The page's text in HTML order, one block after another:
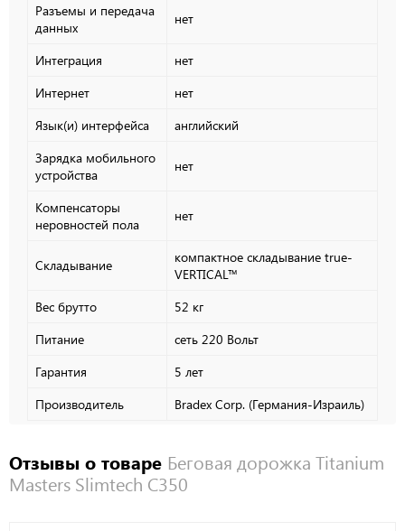
Разъемы и передача
данных
нет
Интеграция
нет
Интернет
нет
Язык(и) интерфейса
английский
Зарядка мобильного
устройства
нет
Компенсаторы
неровностей пола
нет
Складывание
компактное складывание true-
VERTICAL™
Вес брутто
52 кг
Питание
сеть 220 Вольт
Гарантия
5 лет
Производитель
Bradex Corp. (Германия-Израиль)
Отзывы о товаре Беговая дорожка Titanium
Masters Slimtech C350